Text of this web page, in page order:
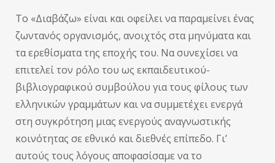
Το «Διαβάζω» είναι και οφείλει να παραμείνει ένας
ζωντανός οργανισμός, ανοιχτός στα μηνύματα και
τα ερεθίσματα της εποχής του. Να συνεχίσει να
επιτελεί τον ρόλο του ως εκπαιδευτικού-
βιβλιογραφικού συμβούλου για τους φίλους των
ελληνικών γραμμάτων και να συμμετέχει ενεργά
στη συγκρότηση μιας ενεργούς αναγνωστικής
κοινότητας σε εθνικό και διεθνές επίπεδο. Γι’
αυτούς τους λόγους αποφασίσαμε να το